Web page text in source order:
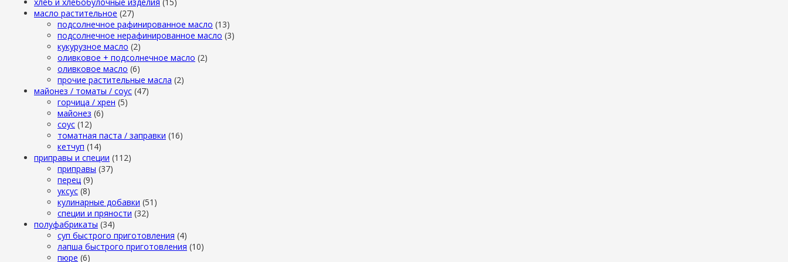
масло растительное (27)
подсолнечное рафинированное масло (13)
подсолнечное нерафинированное масло (3)
кукурузное масло (2)
оливковое + подсолнечное масло (2)
оливковое масло (6)
прочие растительные масла (2)
майонез / томаты / соус (47)
горчица / хрен (5)
майонез (6)
соус (12)
томатная паста / заправки (16)
кетчуп (14)
приправы и специи (112)
приправы (37)
перец (9)
уксус (8)
кулинарные добавки (51)
специи и пряности (32)
полуфабрикаты (34)
суп быстрого приготовления (4)
лапша быстрого приготовления (10)
пюре (6)